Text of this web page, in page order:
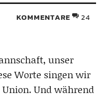
KOMMENTARE 24
unser
Worte singen wir
Union. Und während